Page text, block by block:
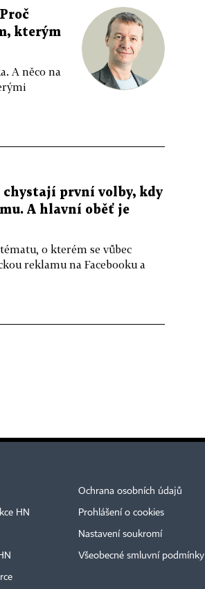
kterým
A něco na
chystají první volby, kdy
A hlavní oběť je
o kterém se vůbec
reklamu na Facebooku a
HN
Ochrana osobních údajů
Prohlášení o cookies
Nastavení soukromí
Všeobecné smluvní podmínky